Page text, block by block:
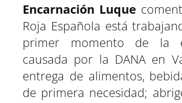
Encarnación Luque
Roja Española está
primer momento de la
causada por la DANA en
entrega de alimentos,
de primera necesidad;